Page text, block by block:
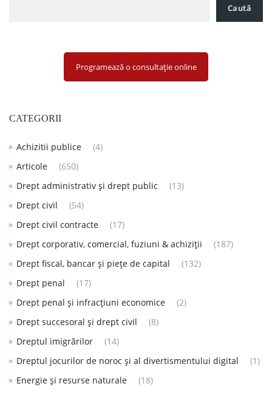
Caută
Programează o consultație online
CATEGORII
Achizitii publice
(4)
Articole
(650)
Drept administrativ și drept public
(13)
Drept civil
(54)
Drept civil contracte
(17)
Drept corporativ, comercial, fuziuni & achiziții
(187)
Drept fiscal, bancar și piețe de capital
(132)
Drept penal
(17)
Drept penal și infracțiuni economice
(2)
Drept succesoral și drept civil
(8)
Dreptul imigrărilor
(14)
Dreptul jocurilor de noroc și al divertismentului digital
(1)
Energie și resurse naturale
(18)